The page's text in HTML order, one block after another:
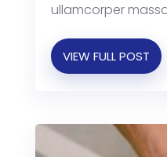
ullamcorper
VIEW FULL POST